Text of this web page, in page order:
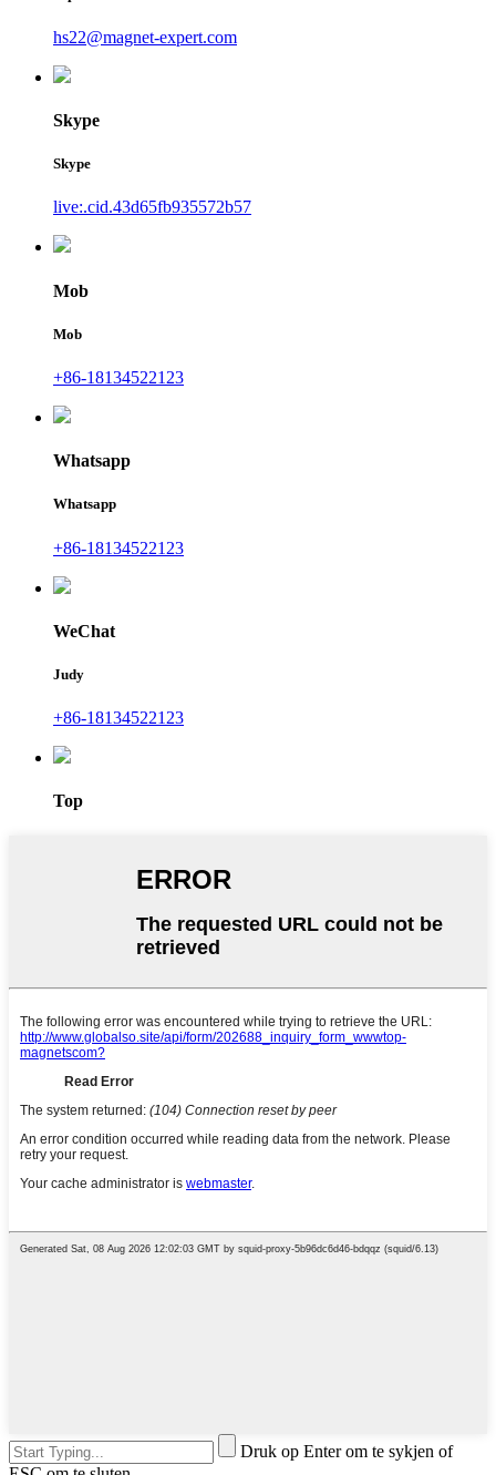
hs22@magnet-expert.com
Skype
Skype
live:.cid.43d65fb935572b57
Mob
Mob
+86-18134522123
Whatsapp
Whatsapp
+86-18134522123
WeChat
Judy
+86-18134522123
Top
Druk op Enter om te sykjen of